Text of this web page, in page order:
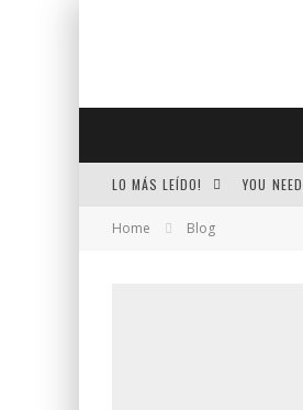
LO MÁS LEÍDO! YOU
Home Blog